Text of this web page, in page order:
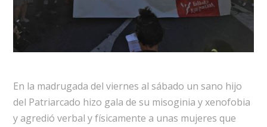
En la madrugada del viernes al sábado un sano hijo
del Patriarcado hizo gala de su misoginia y xenofobia
y agredió verbal y físicamente a unas mujeres que